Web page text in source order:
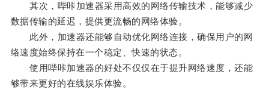
其次，哔咔加速器采用高效的网络传输技术，能够减少
数据传输的延迟，提供更流畅的网络体验。
此外，加速器还能够自动优化网络连接，确保用户的网
络速度始终保持在一个稳定、快速的状态。
使用哔咔加速器的好处不仅仅在于提升网络速度，还能
够带来更好的在线娱乐体验。